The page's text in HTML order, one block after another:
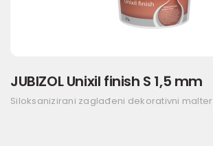
JUBIZOL Unixil finish S 1,5 mm
Siloksanizirani zaglađeni dekorativni malter